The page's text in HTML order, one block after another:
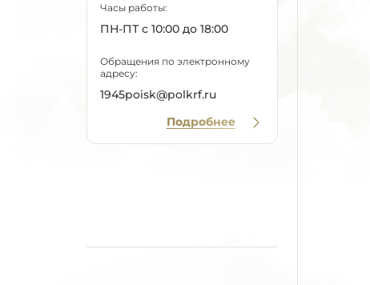
Часы работы:
ПН-ПТ с 10:00 до 18:00
Обращения по электронному
адресу:
1945poisk@polkrf.ru
Подробнее